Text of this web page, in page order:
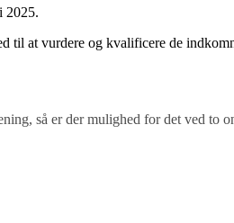
2025.
til at vurdere og kvalificere de
så er der mulighed for det ved to